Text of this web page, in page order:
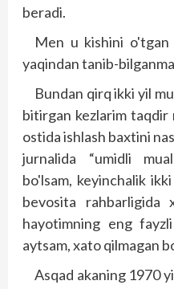
beradi.
Men u kishini o'tgan
yaqindan tanib-
Bundan qirq ikki yil
bitirgan kezlarim taqdir
ostida ishlash baxtini
jurnalida “umidli
bo'lsam, keyinchalik
bevosita rahbarligida
hayotimning eng
aytsam, xato qilmagan
Asqad akaning 1970